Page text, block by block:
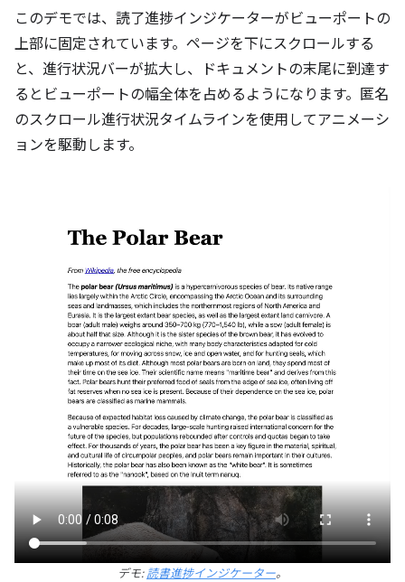
このデモでは、読了進捗インジケーターがビューポートの
上部に固定されています。ページを下にスクロールする
と、進行状況バーが拡大し、ドキュメントの末尾に到達す
るとビューポートの幅全体を占めるようになります。匿名
のスクロール進行状況タイムラインを使用してアニメーシ
ョンを駆動します。
デモ:読書進捗インジケーター。